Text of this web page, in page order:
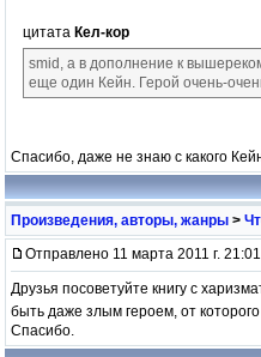
цитата Кел-кор
smid, а в дополнение к
еще один Кейн. Герой очень-
Спасибо, даже не знаю с какого
Произведения, авторы, жанры >
Отправлено 11 марта 2011 г. 21:01
Друзья посоветуйте книгу с
быть даже злым героем, от
Спасибо.